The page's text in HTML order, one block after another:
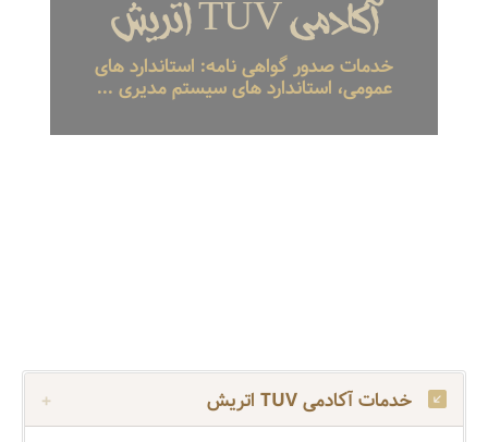
آکادمی TUV اتریش
خدمات صدور گواهی نامه: استاندارد های
عمومی، استاندارد های سیستم مدیری ...
خدمات آکادمی TUV اتریش